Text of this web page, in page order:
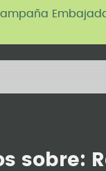
sobre: